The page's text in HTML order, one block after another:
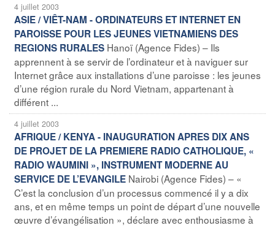
4 juillet 2003
ASIE / VIÊT-NAM - ORDINATEURS ET INTERNET EN
PAROISSE POUR LES JEUNES VIETNAMIENS DES
REGIONS RURALES Hanoï (Agence Fides) – Ils
apprennent à se servir de l’ordinateur et à naviguer sur
Internet grâce aux installations d’une paroisse : les jeunes
d’une région rurale du Nord Vietnam, appartenant à
différent ...
4 juillet 2003
AFRIQUE / KENYA - INAUGURATION APRES DIX ANS
DE PROJET DE LA PREMIERE RADIO CATHOLIQUE, «
RADIO WAUMINI », INSTRUMENT MODERNE AU
SERVICE DE L’EVANGILE Nairobi (Agence Fides) – «
C’est la conclusion d’un processus commencé il y a dix
ans, et en même temps un point de départ d’une nouvelle
œuvre d’évangélisation », déclare avec enthousiasme à